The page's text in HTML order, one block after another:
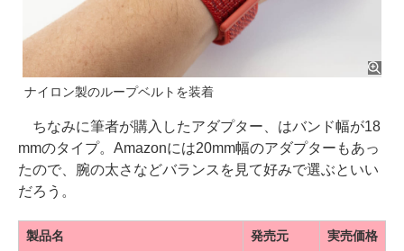
ナイロン製のループベルトを装着
ちなみに筆者が購入したアダプター、はバンド幅が18
mmのタイプ。Amazonには20mm幅のアダプターもあっ
たので、腕の太さなどバランスを見て好みで選ぶといい
だろう。
製品名 発売元 実売価格